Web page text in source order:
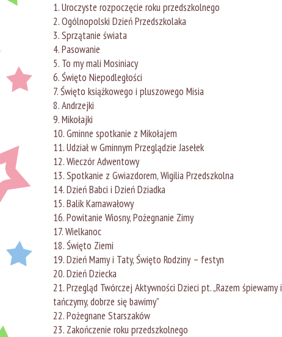
Uroczyste rozpoczęcie roku przedszkolnego
Ogólnopolski Dzień Przedszkolaka
Sprzątanie świata
Pasowanie
To my mali Mosiniacy
Święto Niepodległości
Święto książkowego i pluszowego Misia
Andrzejki
Mikołajki
Gminne spotkanie z Mikołajem
Udział w Gminnym Przeglądzie Jasełek
Wieczór Adwentowy
Spotkanie z Gwiazdorem, Wigilia Przedszkolna
Dzień Babci i Dzień Dziadka
Balik Karnawałowy
Powitanie Wiosny, Pożegnanie Zimy
Wielkanoc
Święto Ziemi
Dzień Mamy i Taty, Święto Rodziny – festyn
Dzień Dziecka
Przegląd Twórczej Aktywności Dzieci pt. „Razem śpiewamy i
tańczymy, dobrze się bawimy”
Pożegnane Starszaków
Zakończenie roku przedszkolnego